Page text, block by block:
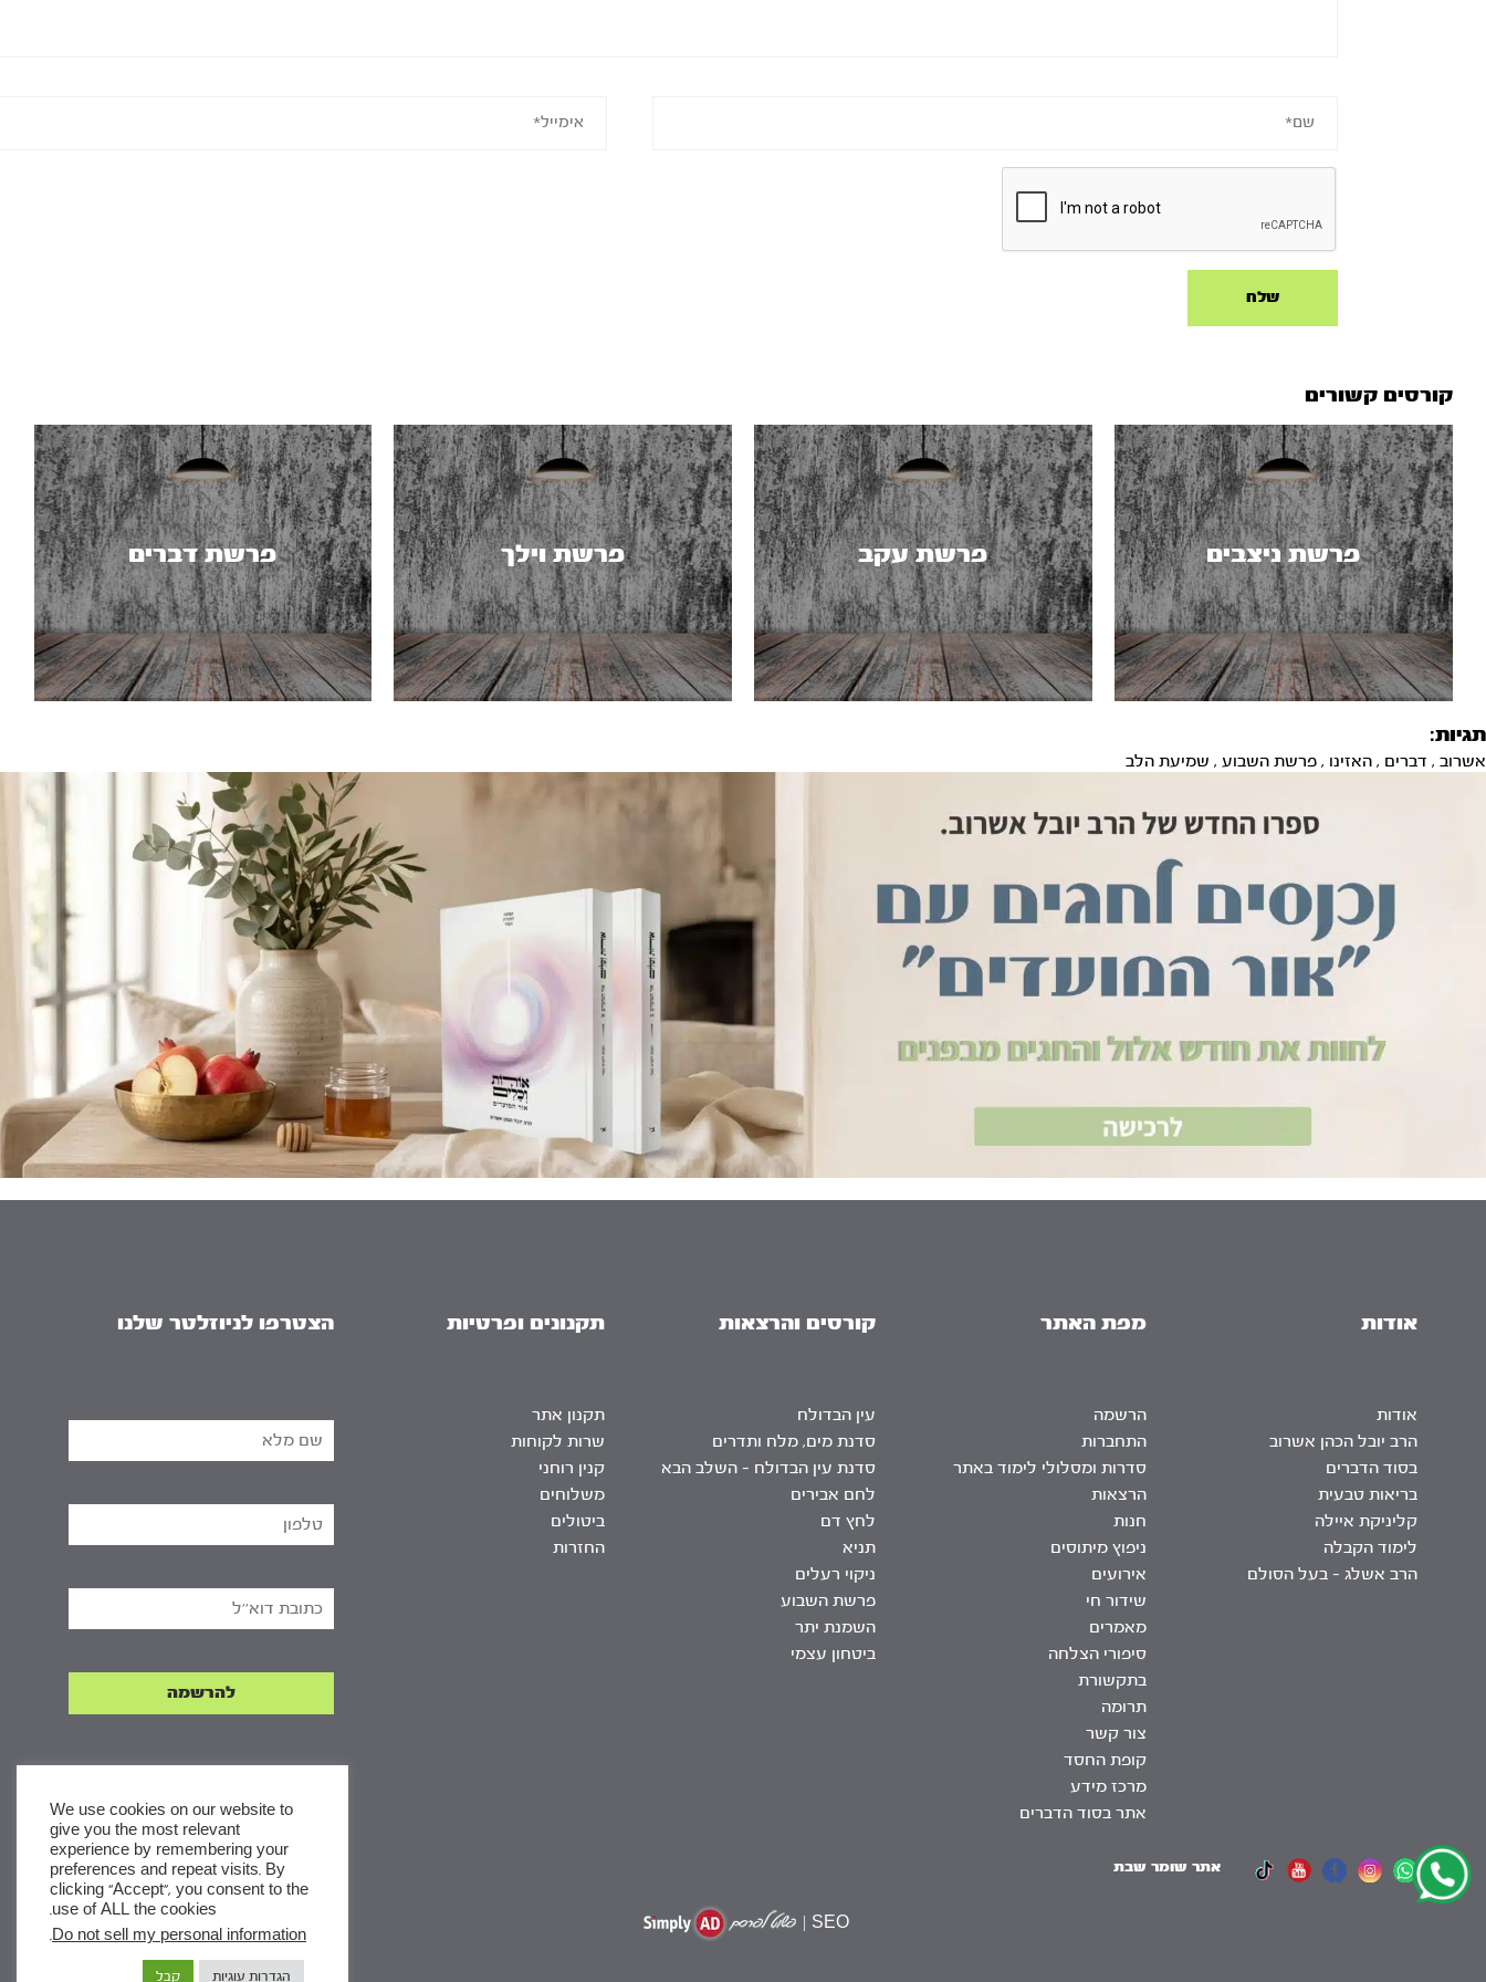
קורסים קשורים
פרשת ניצבים פרשת עקב פרשת וילך פרשת דברים
תגיות:
אשרוב , דברים , האזינו , פרשת השבוע , שמיעת הלב
אודות
אודות
הרב יובל הכהן אשרוב
בסוד הדברים
בריאות טבעית
קליניקת איילה
לימוד הקבלה
הרב אשלג – בעל הסולם
מפת האתר
הרשמה
התחברות
סדרות ומסלולי לימוד באתר
הרצאות
חנות
ניפוץ מיתוסים
אירועים
שידור חי
מאמרים
סיפורי הצלחה
בתקשורת
תרומה
צור קשר
קופת החסד
מרכז מידע
אתר בסוד הדברים
קורסים והרצאות
עין הבדולח
סדנת מים, מלח ותדרים
סדנת עין הבדולח – השלב הבא
לחם אבירים
לחץ דם
תניא
ניקוי רעלים
פרשת השבוע
השמנת יתר
ביטחון עצמי
תקנונים ופרטיות
תקנון אתר
שרות לקוחות
קנין רוחני
משלוחים
ביטולים
החזרות
הצטרפו לניוזלטר שלנו
אתר שומר שבת
SEO
We use cookies on our website to
give you the most relevant
experience by remembering your
preferences and repeat visits. By
clicking “Accept”, you consent to the
use of ALL the cookies.
Do not sell my personal information
.
הגדרות עוגיות קבל
x
לסדרות
ומסלולי לימוד באתר